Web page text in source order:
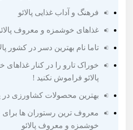
فرهنگ و آداب غذایی پالائو
غذاهای خوشمزه و معروف
تاما نام بهترین دسر در کشور
خوراک تارو را در کنار
پالائو فراموش نکنید !
بهترین محصولات کشاورزی در
معروف ترین رستوران ها برای
خوشمزه و معروف پالائو